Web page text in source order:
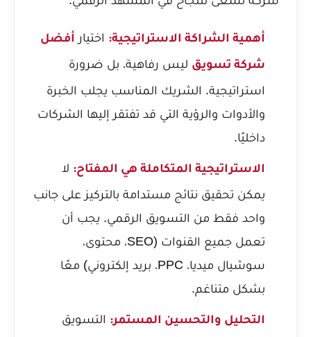
أهمية الشراكة الاستراتيجية: اختيار أفضل
شركة تسويق ليس رفاهية، بل ضرورة
استراتيجية. الشريك المناسب يجلب الخبرة
والأدوات والرؤية التي قد تفتقر إليها الشركات
داخليًا.
الاستراتيجية المتكاملة هي المفتاح: لا
يمكن تحقيق نتائج مستدامة بالتركيز على جانب
واحد فقط من التسويق الرقمي. يجب أن
تعمل جميع القنوات (SEO، محتوى،
سوشيال ميديا، PPC، بريد إلكتروني) معًا
بشكل متناغم.
التحليل والتحسين المستمر: التسويق